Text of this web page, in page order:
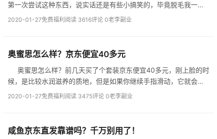
第一次尝试这种东西，说实话还是有些小搞笑的，毕竟脱毛我一直
都是用剪刀去剪的，但是剪了长得又很猛，所以买个飞利浦脱毛仪
2020-01-27免费福利 阅读 3616评论 0老李副业
奥蜜思怎么样？京东便宜40多元
奥蜜思怎么样？前几天买了个套装京东便宜40多元，刚上脸的时
候，是比较水润滋养的质地，但是如果你继续手指滑动，它就会慢
慢变得没那么顺滑，直至完全清爽。大家再买奥蜜思的时候，可以
2020-01-27免费福利 阅读 3475评论 0老李副业
咸鱼京东直发靠谱吗？千万别用了！